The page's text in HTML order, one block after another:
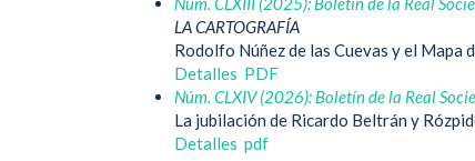
LA CARTOGRAFÍA
Rodolfo Núñez de las Cuevas y el Mapa
Detalles PDF
Núm. CLXIV (2026): Boletín de la Real
La jubilación de Ricardo Beltrán y
Detalles pdf